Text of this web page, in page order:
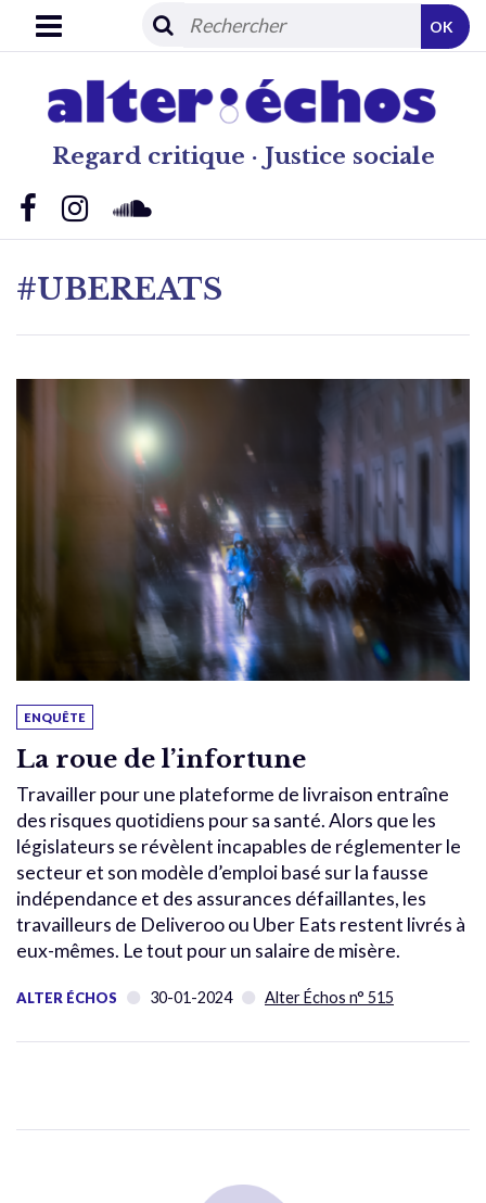
Regard critique · Justice sociale
OK
#UBEREATS
ENQUÊTE
La roue de l’infortune
Travailler pour une plateforme de livraison entraîne
des risques quotidiens pour sa santé. Alors que les
législateurs se révèlent incapables de réglementer le
secteur et son modèle d’emploi basé sur la fausse
indépendance et des assurances défaillantes, les
travailleurs de Deliveroo ou Uber Eats restent livrés à
eux-mêmes. Le tout pour un salaire de misère.
ALTER ÉCHOS 30-01-2024 Alter Échos n° 515